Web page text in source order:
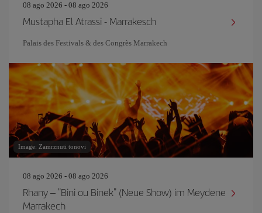
08 ago 2026 - 08 ago 2026
Mustapha El Atrassi - Marrakesch
Palais des Festivals & des Congrès Marrakech
Image: Zamrznuti tonovi
08 ago 2026 - 08 ago 2026
Rhany – "Bini ou Binek" (Neue Show) im Meydene
Marrakech